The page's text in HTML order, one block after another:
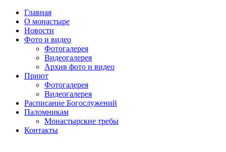
Главная
О монастыре
Новости
Фото и видео
Фотогалерея
Видеогалерея
Архив фото и видео
Приют
Фотогалерея
Видеогалерея
Расписание Богослужений
Паломникам
Монастырские требы
Контакты